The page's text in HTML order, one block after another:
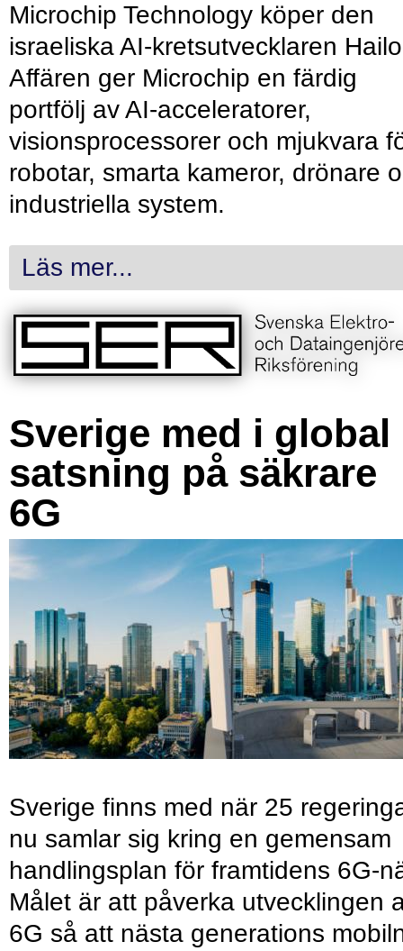
Microchip Technology köper den
israeliska AI-kretsutvecklaren
Affären ger Microchip en färdig
portfölj av AI-acceleratorer,
visionsprocessorer och mjukvara
robotar, smarta kameror, drönare
industriella system.
Läs mer...
Sverige med i global
satsning på säkrare
6G
Sverige finns med när 25
nu samlar sig kring en gemensam
handlingsplan för framtidens 6G-
Målet är att påverka utvecklingen
6G så att nästa generations